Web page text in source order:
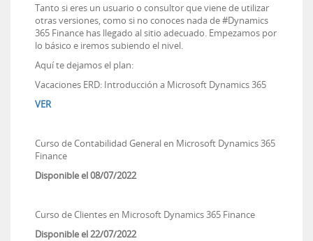
Tanto si eres un usuario o consultor que viene de utilizar
otras versiones, como si no conoces nada de #Dynamics
365 Finance has llegado al sitio adecuado. Empezamos por
lo básico e iremos subiendo el nivel.
Aquí te dejamos el plan:
Vacaciones ERD: Introducción a Microsoft Dynamics 365
VER
Curso de Contabilidad General en Microsoft Dynamics 365
Finance
Disponible el 08/07/2022
Curso de Clientes en Microsoft Dynamics 365 Finance
Disponible el 22/07/2022